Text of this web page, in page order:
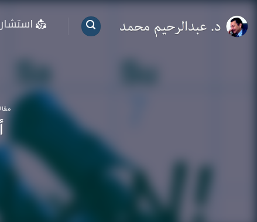
للمحتوى